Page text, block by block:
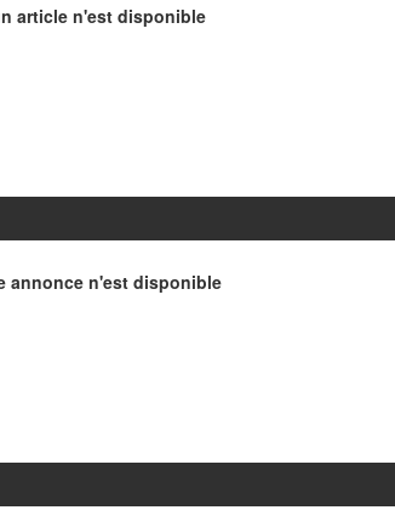
article n'est disponible
annonce n'est disponible